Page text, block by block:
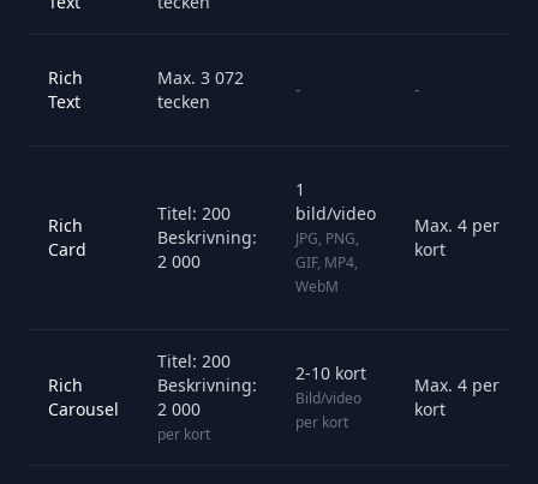
Rich
Text
Max. 3 072
tecken
- -
Rich
Card
Titel: 200
Beskrivning:
2 000
1
bild/video
JPG, PNG,
GIF, MP4,
WebM
Max. 4 per
kort
Rich
Carousel
Titel: 200
Beskrivning:
2 000
per kort
2-10 kort
Bild/video
per kort
Max. 4 per
kort